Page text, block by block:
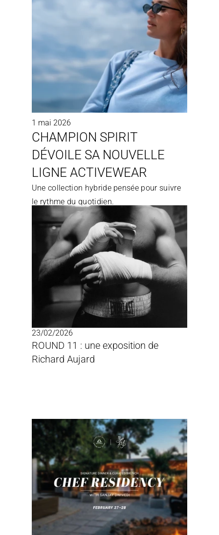
1 mai 2026
CHAMPION SPIRIT
DÉVOILE SA NOUVELLE
LIGNE ACTIVEWEAR
Une collection hybride pensée pour suivre
le rythme du quotidien.
23/02/2026
ROUND 11 : une exposition de
Richard Aujard